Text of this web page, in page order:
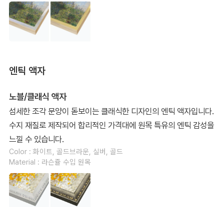
엔틱 액자
노블/클래식 액자
섬세한 조각 문양이 돋보이는 클래식한 디자인의 엔틱 액자입니다.
수지 재질로 제작되어 합리적인 가격대에 원목 특유의 엔틱 감성을
느낄 수 있습니다.
Color : 화이트, 골드브라운, 실버, 골드
Material : 라슨쥴 수입 원목